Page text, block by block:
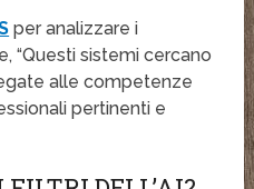
per analizzare i
“Questi sistemi cercano
alle competenze
pertinenti e